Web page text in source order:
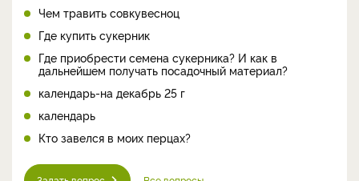
Чем травить совкувесноц
Где купить сукерник
Где приобрести семена сукерника? И как в
дальнейшем получать посадочный материал?
календарь-на декабрь 25 г
календарь
Кто завелся в моих перцах?